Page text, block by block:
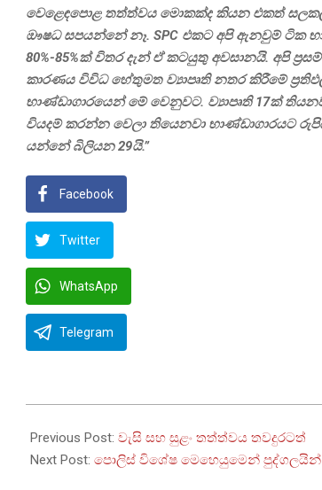
වෙළෙඳපොළ තත්ත්වය මොකක්ද කියන එකත්
ඖෂධ සපයන්නේ නෑ. SPC එකට අපි ඇනවුම් ටික
80%-85%ක් විතර දැන් ඒ කටයුතු අවසානයි. අපි
කාරණය විවිධ හේතුමත ව්‍යාපෘති නතර කිරීමේ
භාණ්ඩාගාරයෙන් මේ වෙනුවට. ව්‍යාපෘති 17ක්
වියදම් කරන්න වෙලා තියෙනවා භාණ්ඩාගාරයට
යන්නේ බිලියන 29යි.”
Facebook
Twitter
WhatsApp
Telegram
09-
21
Previous Post: වැසි සහ සුළං තත්ත්වය තවදුරටත්
Next Post: පොලිස් විශේෂ මෙහෙයුමෙන් පුද්ගලයින්